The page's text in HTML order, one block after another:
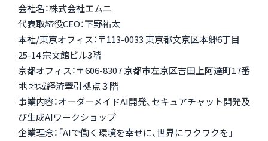
会社名：株式会社エムニ
代表取締役CEO：下野祐太
本社/東京オフィス：〒113-0033 東京都文京区本郷6丁目
25-14 宗文館ビル3階
京都オフィス：〒606-8307 京都市左京区吉田上阿達町17番
地 地域経済牽引拠点３階
事業内容：オーダーメイドAI開発、セキュアチャット開発及
び生成AIワークショップ
企業理念：「AIで働く環境を幸せに、世界にワクワクを」